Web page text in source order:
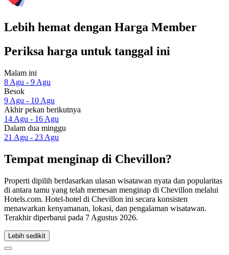
Lebih hemat dengan Harga Member
Periksa harga untuk tanggal ini
Malam ini
8 Agu - 9 Agu
Besok
9 Agu - 10 Agu
Akhir pekan berikutnya
14 Agu - 16 Agu
Dalam dua minggu
21 Agu - 23 Agu
Tempat menginap di Chevillon?
Properti dipilih berdasarkan ulasan wisatawan nyata dan popularitas
di antara tamu yang telah memesan menginap di Chevillon melalui
Hotels.com. Hotel-hotel di Chevillon ini secara konsisten
menawarkan kenyamanan, lokasi, dan pengalaman wisatawan.
Terakhir diperbarui pada 7 Agustus 2026.
Lebih sedikit